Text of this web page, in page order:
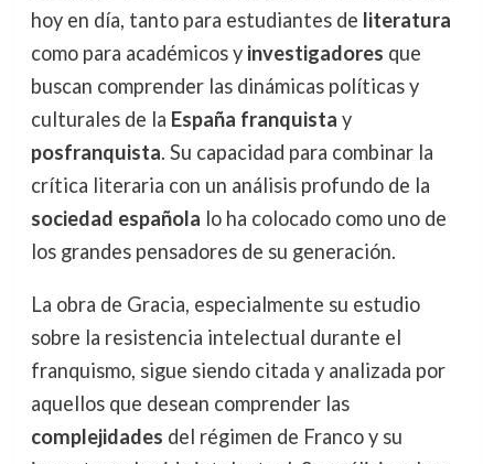
hoy en día, tanto para estudiantes de literatura
como para académicos y investigadores que
buscan comprender las dinámicas políticas y
culturales de la España franquista y
posfranquista. Su capacidad para combinar la
crítica literaria con un análisis profundo de la
sociedad española lo ha colocado como uno de
los grandes pensadores de su generación.
La obra de Gracia, especialmente su estudio
sobre la resistencia intelectual durante el
franquismo, sigue siendo citada y analizada por
aquellos que desean comprender las
complejidades del régimen de Franco y su